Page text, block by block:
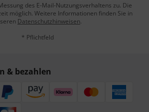
des E-Mail-Nutzungsverhaltens zu. Die
möglich. Weitere Informationen finden Sie in
Datenschutzhinweisen.
* Pflichtfeld
& bezahlen